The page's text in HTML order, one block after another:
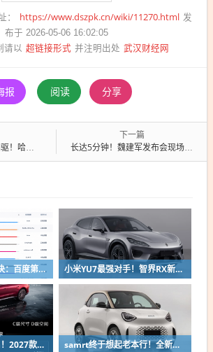
： https://www.dszpk.cn/wiki/11270.html 发
布于 2026-05-06 16:02:05
请以 超链接形式 并注明出处 武汉财经网
报 阅读 分享
售:18.98万起
下一篇
长达5分钟！魏建军发布会现场痛批营销团队：宣传不给力等于犯罪
国产龙虾Claw大对决：百度第一、小米第二 小米YU7最强对手！智界RX新车申报：低趴车身颜值出众
综合续航超2000km！2027款奇瑞风云A9L上市：限时13.99万起 samrt终于想起老本行！全新微型纯电双座轿车精灵#2申报